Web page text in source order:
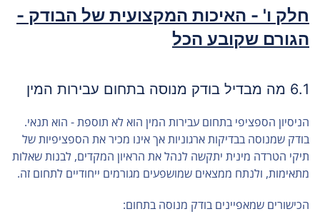
חלק ו' - האיכות המקצועית של הבודק -
הגורם שקובע הכל
6.1 מה מבדיל בודק מנוסה בתחום עבירות המין
הניסיון הספציפי בתחום עבירות המין הוא לא תוספת - הוא תנאי.
בודק שמנוסה בבדיקות ארגוניות אך אינו מכיר את הספציפיות של
תיקי הטרדה מינית יתקשה לנהל את הראיון המקדים, לבנות שאלות
מתאימות, ולנתח ממצאים שמושפעים מגורמים ייחודיים לתחום זה.
הכישורים שמאפיינים בודק מנוסה בתחום: